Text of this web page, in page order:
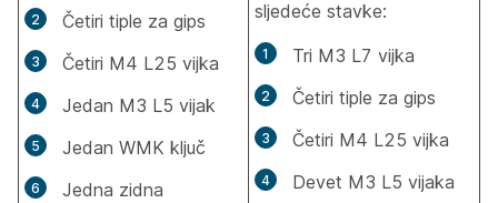
Četiri tiple za gips
Četiri M4 L25 vijka
Jedan M3 L5 vijak
Jedan WMK ključ
Jedna zidna
sljedeće stavke:
Tri M3 L7 vijka
Četiri tiple za gips
Četiri M4 L25 vijka
Devet M3 L5 vijaka